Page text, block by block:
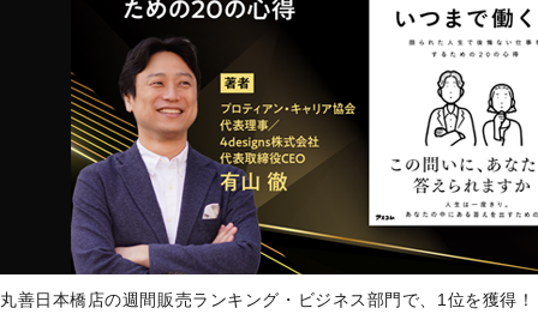
丸善日本橋店の週間販売ランキング・ビジネス部門で、1位を獲得！